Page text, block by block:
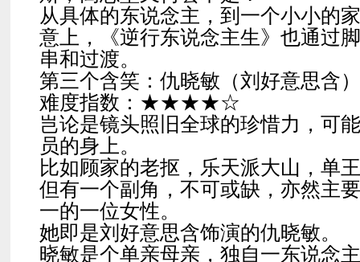
从具体的东说念主，到一个小小的
意上，《逆行东说念主生》也通过
串和过渡。
第三个含笑：仇晓敏（刘好意思含）
难度指数：★★★★☆
岂论是镜头照旧全球的珍惜力，可
员的身上。
比如顾家的老抠，乐天派大山，
但有一个副角，不可或缺，亦然主
一的一位女性。
她即是刘好意思含饰演的仇晓敏。
晓敏是个单亲母亲，独自一东说念